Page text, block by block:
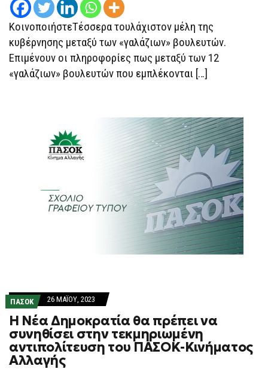
ΚοινοποιήστεΤέσσερα τουλάχιστον μέλη της
κυβέρνησης μεταξύ των «γαλάζιων» βουλευτών.
Επιμένουν οι πληροφορίες πως μεταξύ των 12
«γαλάζιων» βουλευτών που εμπλέκονται […]
ΠΑΣΟΚ 26 ΜΑΪ́ΟΥ, 2023
Η Νέα Δημοκρατία θα πρέπει να
συνηθίσει στην τεκμηριωμένη
αντιπολίτευση του ΠΑΣΟΚ-Κινήματος
Αλλαγής